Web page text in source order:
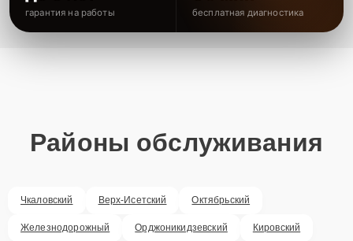
гарантия на работы бесплатная диагностика
Районы обслуживания
Чкаловский Верх-Исетский Октябрьский
Железнодорожный Орджоникидзевский Кировский